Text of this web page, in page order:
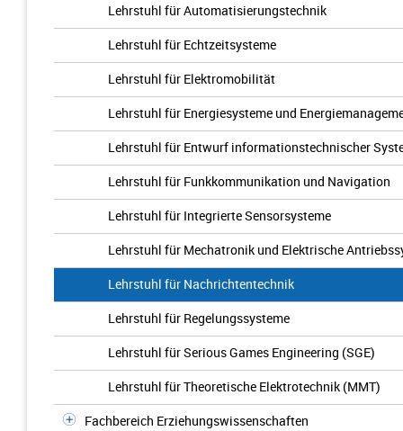
Lehrstuhl für Automatisierungstechnik
Lehrstuhl für Echtzeitsysteme
Lehrstuhl für Elektromobilität
Lehrstuhl für Energiesysteme und
Lehrstuhl für Entwurf informationstechnischer
Lehrstuhl für Funkkommunikation und Navigation
Lehrstuhl für Integrierte Sensorsysteme
Lehrstuhl für Mechatronik und Elektrische
Lehrstuhl für Nachrichtentechnik
Lehrstuhl für Regelungssysteme
Lehrstuhl für Serious Games Engineering (SGE)
Lehrstuhl für Theoretische Elektrotechnik (MMT)
Fachbereich Erziehungswissenschaften